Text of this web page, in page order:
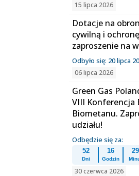
15 lipca 2026
Dotacje na
cywilną i
zaproszenie na
Odbyło się: 20 lipca
06 lipca 2026
Green Gas
VIII Konferencja
Biometanu.
udziału!
Odbędzie się za:
52
Dni
16
Godzin
29
30 czerwca 2026